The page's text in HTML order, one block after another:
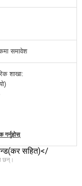
समावेश
शाखा:
गर्नुहोस्
सहित)</
छन्।